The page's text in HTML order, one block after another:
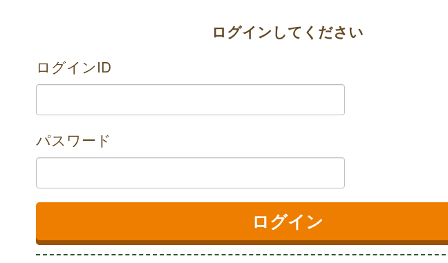
ログインしてください
ログインID
パスワード